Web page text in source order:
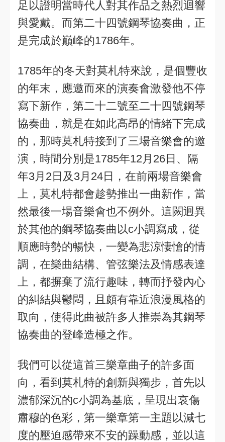
足以證明當時代人對其作品之熱烈迴響
與愛戴。而第二十四號鋼琴協奏曲，正
是完成於巔峰的1786年。
1785年的冬天對莫札特來說，是個豐收
的年末，應邀而來的演奏會激發他不停
寫下新作，第二十二號至二十四號鋼琴
協奏曲，就是在如此高昂的情緒下完成
的，那時莫札特接到了三場音樂會的邀
演，時間分別是1785年12月26日、隔
年3月2日及3月24日，在前兩場音樂會
上，莫札特都會趁勢推出一曲新作，當
然最後一場音樂會也不例外。這闕迥異
於其他的鋼琴協奏曲以c小調寫成，從
順應時勢的暢快，一變為悲涼悽愴的情
調，在樂曲結構、管弦樂法及情感表達
上，都摒棄了流行趣味，轉而抒發內心
的糾結與鬱悶，且頗有靠近浪漫風格的
取向，使得此曲被許多人推崇為其鋼琴
協奏曲的登峰造極之作。
我們可以從這首三樂章曲子的許多面
向，看到莫札特的創新與獨步，首先以
濃郁深沉的c小調為基底，呈現出哀傷
肅穆的色彩，第一樂章第一主題以減七
度的壓迫感帶來不安的躁動感，並以這